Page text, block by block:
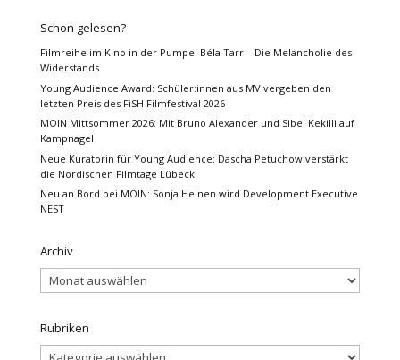
Schon gelesen?
Filmreihe im Kino in der Pumpe: Béla Tarr – Die Melancholie des
Widerstands
Young Audience Award: Schüler:innen aus MV vergeben den
letzten Preis des FiSH Filmfestival 2026
MOIN Mittsommer 2026: Mit Bruno Alexander und Sibel Kekilli auf
Kampnagel
Neue Kuratorin für Young Audience: Dascha Petuchow verstärkt
die Nordischen Filmtage Lübeck
Neu an Bord bei MOIN: Sonja Heinen wird Development Executive
NEST
Archiv
Archiv
Rubriken
Rubriken